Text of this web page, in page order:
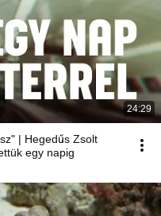
24:29
| Hegedűs Zsolt
egy napig